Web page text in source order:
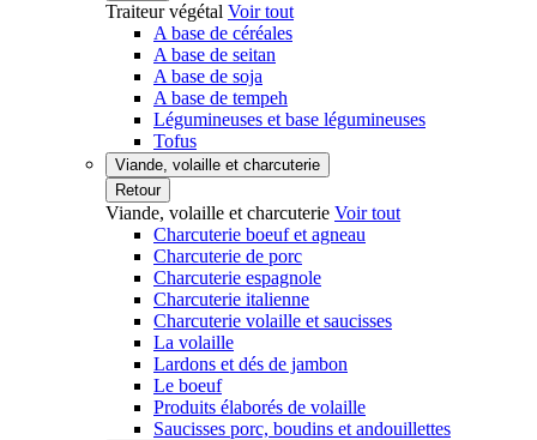
Traiteur végétal Voir tout
A base de céréales
A base de seitan
A base de soja
A base de tempeh
Légumineuses et base légumineuses
Tofus
Viande, volaille et charcuterie
Retour
Viande, volaille et charcuterie Voir tout
Charcuterie boeuf et agneau
Charcuterie de porc
Charcuterie espagnole
Charcuterie italienne
Charcuterie volaille et saucisses
La volaille
Lardons et dés de jambon
Le boeuf
Produits élaborés de volaille
Saucisses porc, boudins et andouillettes